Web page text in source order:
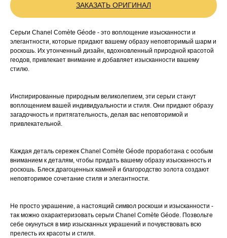
ЗАКАЗАТЬ ОРИГИНАЛ
Серьги Chanel Comète Géode - это воплощение изысканности и
элегантности, которые придают вашему образу неповторимый шарм и
роскошь. Их утонченный дизайн, вдохновленный природной красотой
геодов, привлекает внимание и добавляет изысканности вашему
стилю.
Инспирированные природным великолепием, эти серьги станут
воплощением вашей индивидуальности и стиля. Они придают образу
загадочность и притягательность, делая вас неповторимой и
привлекательной.
Каждая деталь сережек Chanel Comète Géode проработана с особым
вниманием к деталям, чтобы придать вашему образу изысканность и
роскошь. Блеск драгоценных камней и благородство золота создают
неповторимое сочетание стиля и элегантности.
Не просто украшение, а настоящий символ роскоши и изысканности -
так можно охарактеризовать серьги Chanel Comète Géode. Позвольте
себе окунуться в мир изысканных украшений и почувствовать всю
прелесть их красоты и стиля.